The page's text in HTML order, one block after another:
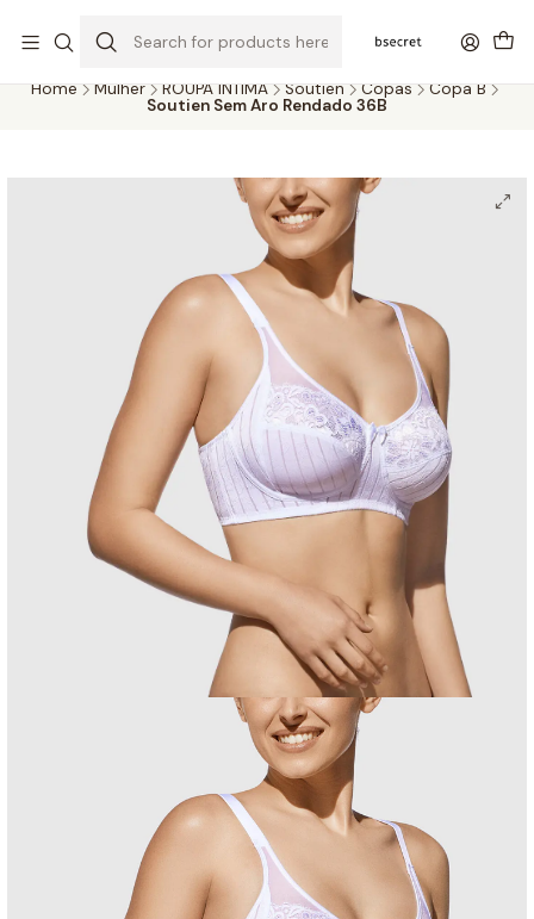
A 5 DIAS
Home Mulher ROUPA ÍNTIMA Soutien Copas
Copa B
Soutien Sem Aro Rendado 36B